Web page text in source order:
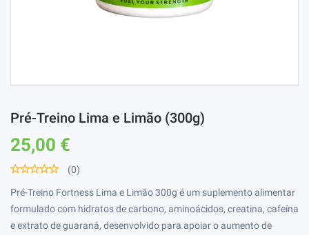
Pré-Treino Lima e Limão (300g)
25,00 €
(0)
Pré-Treino Fortness Lima e Limão 300g é um suplemento alimentar
formulado com hidratos de carbono, aminoácidos, creatina, cafeína
e extrato de guaraná, desenvolvido para apoiar o aumento de